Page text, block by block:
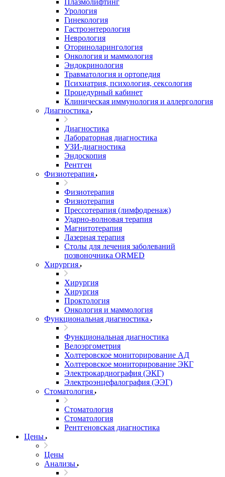
Плазмолифтинг
Урология
Гинекология
Гастроэнтерология
Неврология
Оториноларингология
Онкология и маммология
Эндокринология
Травматология и ортопедия
Психиатрия, психология, сексология
Процедурный кабинет
Клиническая иммунология и аллергология
Диагностика
Диагностика
Лабораторная диагностика
УЗИ-диагностика
Эндоскопия
Рентген
Физиотерапия
Физиотерапия
Физиотерапия
Прессотерапия (лимфодренаж)
Ударно-волновая терапия
Магнитотерапия
Лазерная терапия
Столы для лечения заболеваний
позвоночника ORMED
Хирургия
Хирургия
Хирургия
Проктология
Онкология и маммология
Функциональная диагностика
Функциональная диагностика
Велоэргометрия
Холтеровское мониторирование АД
Холтеровское мониторирование ЭКГ
Электрокардиография (ЭКГ)
Электроэнцефалография (ЭЭГ)
Стоматология
Стоматология
Стоматология
Рентгеновская диагностика
Цены
Цены
Анализы